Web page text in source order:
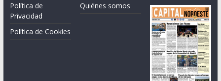
Política de
Privacidad
Política de Cookies
Quiénes somos